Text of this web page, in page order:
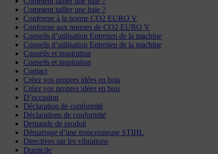
Comment tailler une haie ?
Conforme à la norme CO2 EURO V
Conforme aux normes de CO2 EURO V
Conseils d’utilisation Entretien de la machine
Conseils d’utilisation Entretien de la machine
Conseils et inspiration
Conseils et inspiration
Contact
Créez vos propres idées en bois
Créez vos propres idées en bois
D’occasion
Déclaration de conformité
Déclarations de conformité
Demande de produit
Démarrage d’une tronçonneuse STIHL
Directives sur les vibrations
Domicile